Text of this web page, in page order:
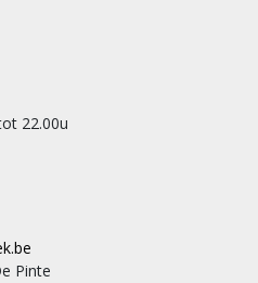
22.00u
Pinte